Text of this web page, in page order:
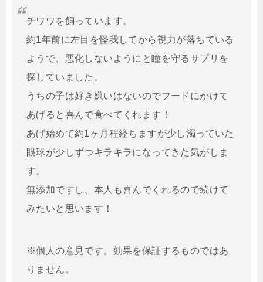
チワワを飼っています。
約1年前に左目を怪我してから視力が落ちている
ようで、悪化しないようにと瞳を守るサプリを
探していました。
うちの子は好き嫌いはないのでフードにかけて
あげると喜んで食べてくれます！
あげ始めて約1ヶ月程経ちますが少し濁っていた
眼球が少しずつキラキラになってきた気がしま
す。
無添加ですし、本人も喜んでくれるので続けて
みたいと思います！
※個人の意見です。効果を保証するものではあ
りません。